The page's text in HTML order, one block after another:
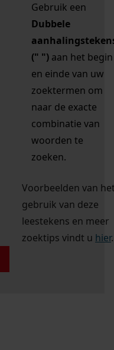
Gebruik een
Dubbele
(" ") aan het begin
en einde van uw
zoektermen om
naar de exacte
combinatie van
woorden te
zoeken.
Voorbeelden van
gebruik van deze
leestekens en meer
zoektips vindt u hier.